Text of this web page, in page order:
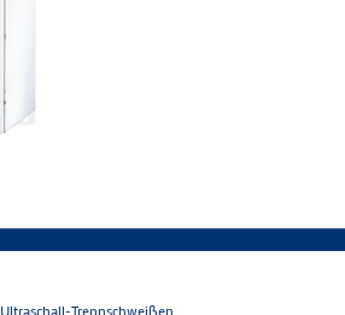
Ultraschall-Trennschweißen